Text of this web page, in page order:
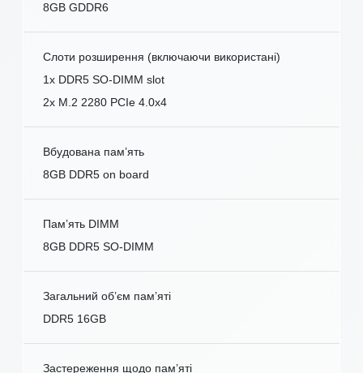
8GB GDDR6
Слоти розширення (включаючи використані)
1x DDR5 SO-DIMM slot
2x M.2 2280 PCIe 4.0x4
Вбудована пам’ять
8GB DDR5 on board
Пам’ять DIMM
8GB DDR5 SO-DIMM
Загальний об’єм пам’яті
DDR5 16GB
Застереження щодо пам’яті